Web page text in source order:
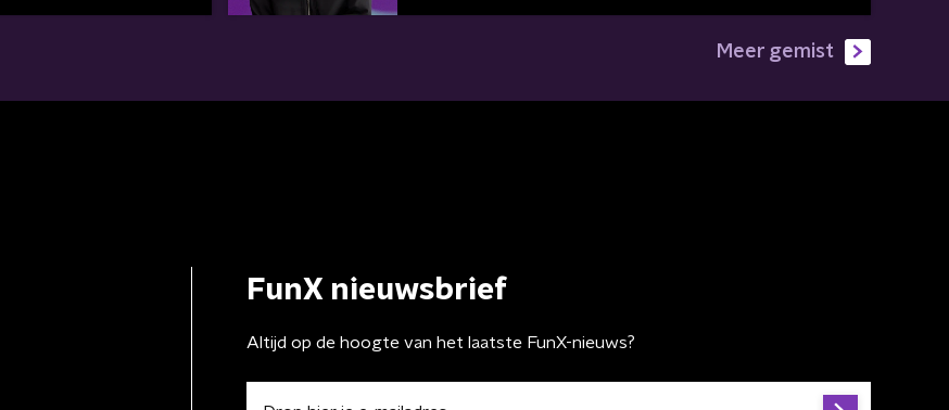
Meer gemist
FunX nieuwsbrief
Altijd op de hoogte van het laatste FunX-nieuws?